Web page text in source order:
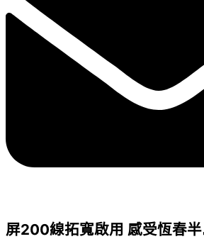
屏200線拓寬啟用 感受恆春